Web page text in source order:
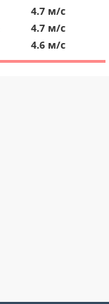
4.7 м/с
4.7 м/с
4.6 м/с